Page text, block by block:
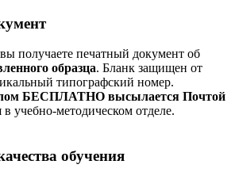
получаете печатный документ об
образца. Бланк защищен от
типографский номер.
БЕСПЛАТНО высылается Почтой
в учебно-методическом отделе.
обучения